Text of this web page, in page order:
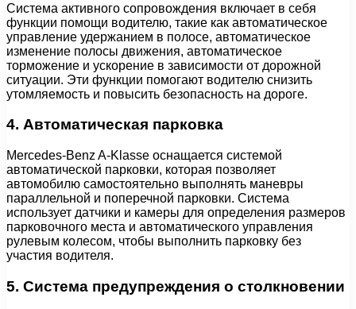
Система активного сопровождения включает в себя
функции помощи водителю, такие как автоматическое
управление удержанием в полосе, автоматическое
изменение полосы движения, автоматическое
торможение и ускорение в зависимости от дорожной
ситуации. Эти функции помогают водителю снизить
утомляемость и повысить безопасность на дороге.
4. Автоматическая парковка
Mercedes-Benz A-Klasse оснащается системой
автоматической парковки, которая позволяет
автомобилю самостоятельно выполнять маневры
параллельной и поперечной парковки. Система
использует датчики и камеры для определения размеров
парковочного места и автоматического управления
рулевым колесом, чтобы выполнить парковку без
участия водителя.
5. Система предупреждения о столкновении